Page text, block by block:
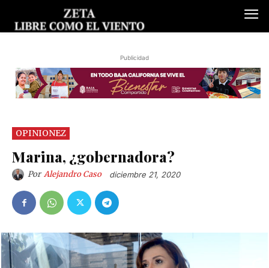
Publicidad
OPINIONEZ
Marina, ¿gobernadora?
Por Alejandro Caso diciembre 21, 2020